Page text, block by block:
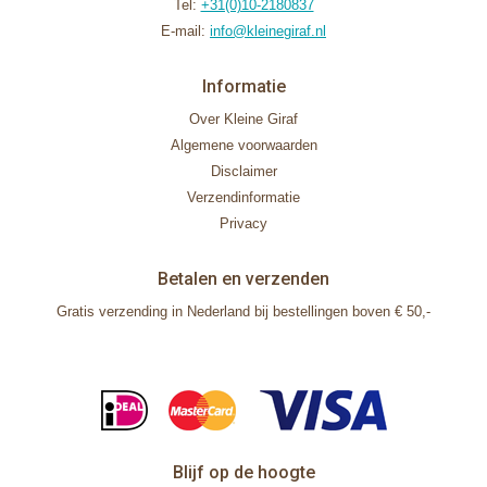
Tel: +31(0)10-2180837
E-mail: info@kleinegiraf.nl
Informatie
Over Kleine Giraf
Algemene voorwaarden
Disclaimer
Verzendinformatie
Privacy
Betalen en verzenden
Gratis verzending in Nederland bij bestellingen boven € 50,-
Blijf op de hoogte